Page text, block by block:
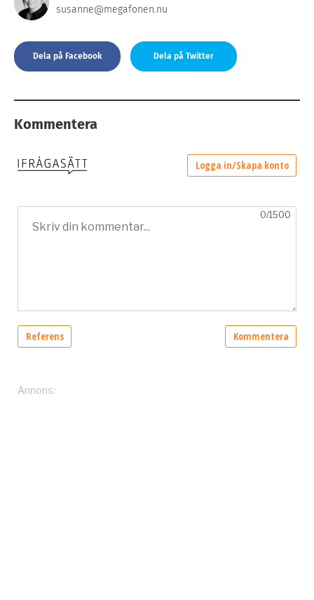
susanne@megafonen.nu
Dela på Facebook Dela på Twitter
Kommentera